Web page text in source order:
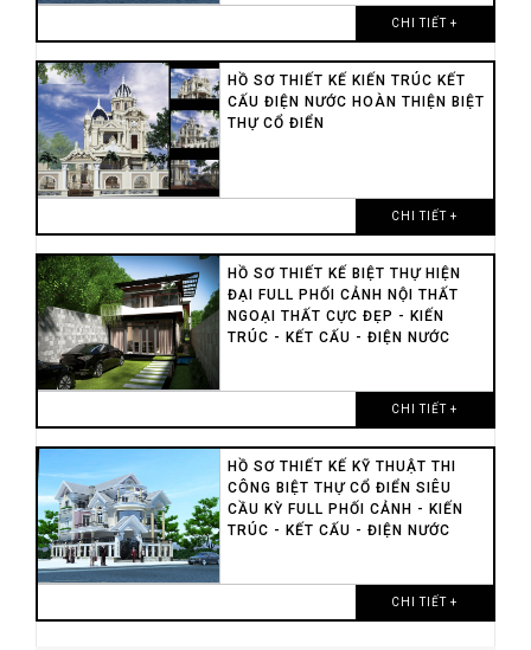
CHI TIẾT +
HỒ SƠ THIẾT KẾ KIẾN TRÚC KẾT
CẤU ĐIỆN NƯỚC HOÀN THIỆN BIỆT
THỰ CỔ ĐIỂN
CHI TIẾT +
HỒ SƠ THIẾT KẾ BIỆT THỰ HIỆN
ĐẠI FULL PHỐI CẢNH NỘI THẤT
NGOẠI THẤT CỰC ĐẸP - KIẾN
TRÚC - KẾT CẤU - ĐIỆN NƯỚC
CHI TIẾT +
HỒ SƠ THIẾT KẾ KỸ THUẬT THI
CÔNG BIỆT THỰ CỔ ĐIỂN SIÊU
CẦU KỲ FULL PHỐI CẢNH - KIẾN
TRÚC - KẾT CẤU - ĐIỆN NƯỚC
CHI TIẾT +